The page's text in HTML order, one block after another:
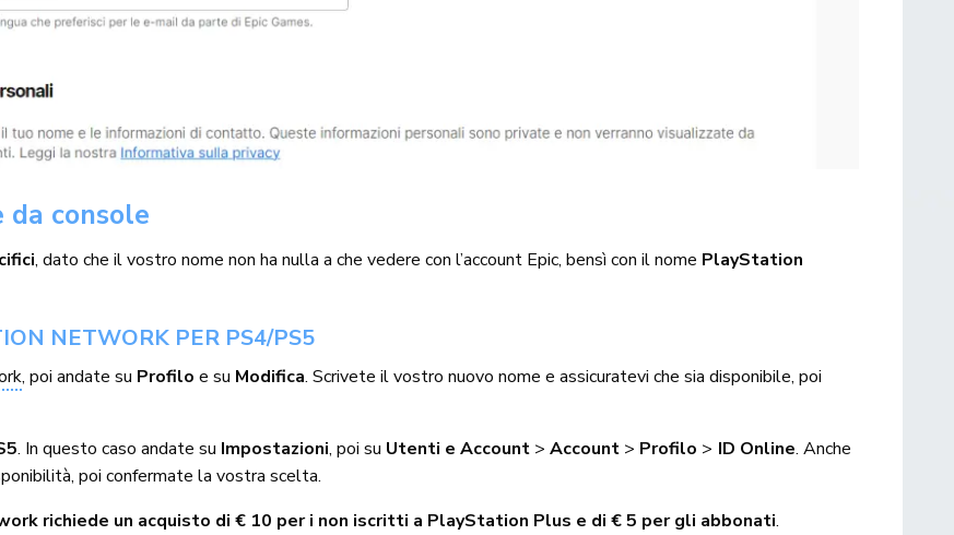
da console
, dato che il vostro nome non ha nulla a che vedere con l’account Epic, bensì con il nome PlayStation
NETWORK PER PS4/PS5
, poi andate su Profilo e su Modifica. Scrivete il vostro nuovo nome e assicuratevi che sia disponibile, poi
. In questo caso andate su Impostazioni, poi su Utenti e Account >Account > Profilo > ID Online. Anche
poi confermate la vostra scelta.
richiede un acquisto di € 10 per i non iscritti a PlayStation Plus e di € 5 per gli abbonati.